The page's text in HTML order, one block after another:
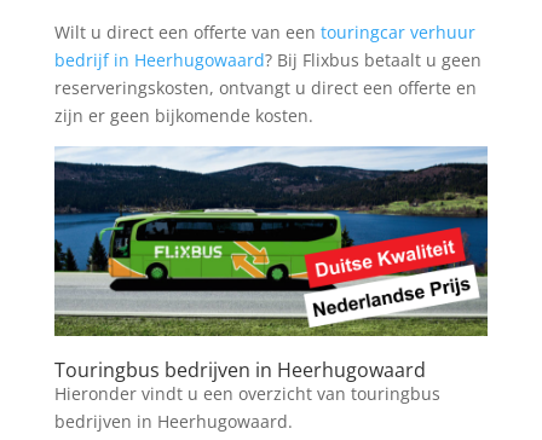
Wilt u direct een offerte van een touringcar verhuur
bedrijf in Heerhugowaard? Bij Flixbus betaalt u geen
reserveringskosten, ontvangt u direct een offerte en
zijn er geen bijkomende kosten.
Touringbus bedrijven in Heerhugowaard
Hieronder vindt u een overzicht van touringbus
bedrijven in Heerhugowaard.